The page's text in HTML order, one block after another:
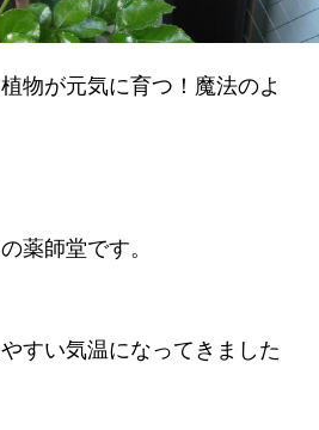
につい
夏の頭痛におすすめの
ンク！
物が元気に育つ！魔法のよ
薬師堂です。
すい気温になってきました